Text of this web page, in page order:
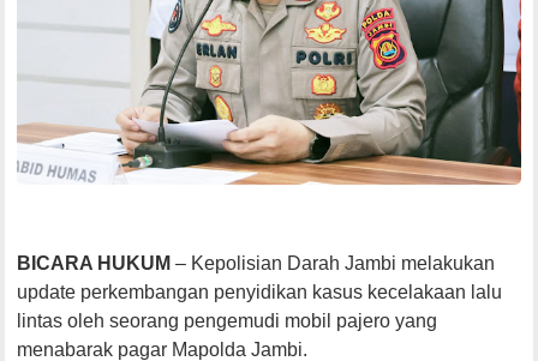
BICARA HUKUM – Kepolisian Darah Jambi melakukan
update perkembangan penyidikan kasus kecelakaan lalu
lintas oleh seorang pengemudi mobil pajero yang
menabarak pagar Mapolda Jambi.